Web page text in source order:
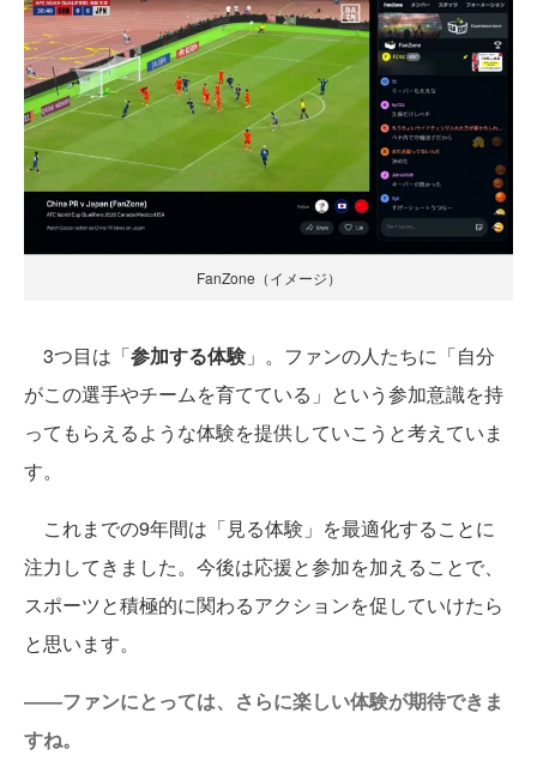
FanZone（イメージ）
3つ目は「参加する体験 」。ファンの人たちに「自分
がこの選手やチームを育てている」という参加意識を持
ってもらえるような体験を提供していこうと考えていま
す。
これまでの9年間は「見る体験」を最適化することに
注力してきました。今後は応援と参加を加えることで、
スポーツと積極的に関わるアクションを促していけたら
と思います。
――ファンにとっては、さらに楽しい体験が期待できま
すね。